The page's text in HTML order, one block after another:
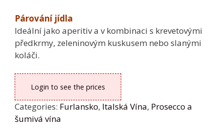
Párování jídla
Ideální jako aperitiv a v kombinaci s krevetovými
předkrmy, zeleninovým kuskusem nebo slanými
koláči.
Login to see the prices
Categories: Furlansko, Italská Vína, Prosecco a
šumivá vína